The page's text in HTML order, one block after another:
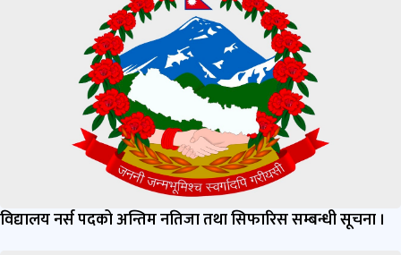
विद्यालय नर्स पदको अन्तिम नतिजा तथा सिफारिस सम्बन्धी सूचना ।